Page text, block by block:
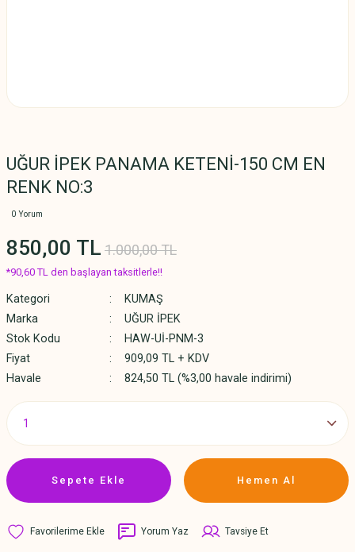
UĞUR İPEK PANAMA KETENİ-150 CM EN
RENK NO:3
0 Yorum
850,00 TL 1.000,00 TL
*90,60 TL den başlayan taksitlerle!!
Kategori
KUMAŞ
Marka
UĞUR İPEK
Stok Kodu
HAW-Uİ-PNM-3
Fiyat
909,09 TL + KDV
Havale
824,50 TL (%3,00 havale indirimi)
Sepete Ekle Hemen Al
Yorum Yaz Tavsiye Et